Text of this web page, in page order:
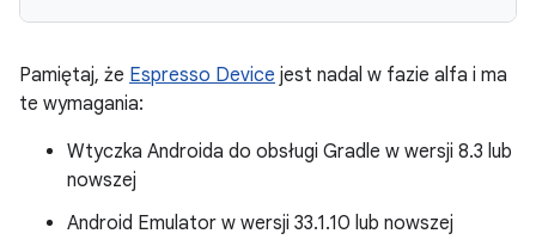
Pamiętaj, że Espresso Device jest nadal w fazie alfa i ma
te wymagania:
Wtyczka Androida do obsługi Gradle w wersji 8.3 lub
nowszej
Android Emulator w wersji 33.1.10 lub nowszej